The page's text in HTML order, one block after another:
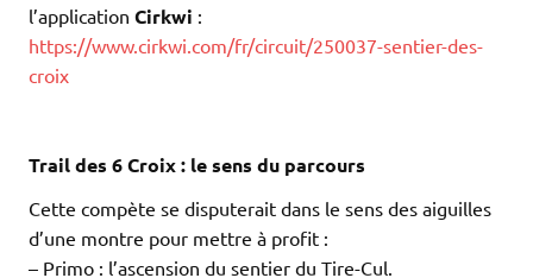
l’application Cirkwi :
https://www.cirkwi.com/fr/circuit/250037-sentier-des-
croix
Trail des 6 Croix : le sens du parcours
Cette compète se disputerait dans le sens des aiguilles
d’une montre pour mettre à profit :
– Primo : l’ascension du sentier du Tire-Cul.